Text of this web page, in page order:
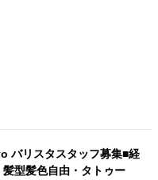
バリスタスタッフ募集■経
型髪色自由・タトゥー